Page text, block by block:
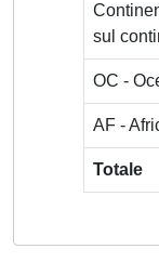
sul
OC -
AF -
Totale